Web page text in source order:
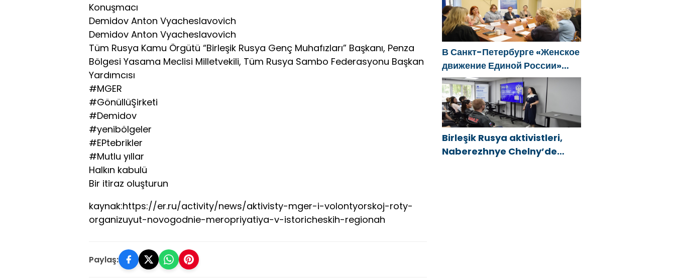
Konuşmacı
Demidov Anton Vyacheslavovich
Demidov Anton Vyacheslavovich
Tüm Rusya Kamu Örgütü “Birleşik Rusya Genç Muhafızları” Başkanı, Penza
Bölgesi Yasama Meclisi Milletvekili, Tüm Rusya Sambo Federasyonu Başkan
Yardımcısı
#‎MGER
#GönüllüŞirketi
#Demidov
#yenibölgeler
#EPtebrikler
#Mutlu yıllar
Halkın kabulü
Bir itiraz oluşturun
kaynak:https://er.ru/activity/news/aktivisty-mger-i-volontyorskoj-roty-
organizuyut-novogodnie-meropriyatiya-v-istoricheskih-regionah
Paylaş:
destek programlarının
geliştirilmesi için öneriler
hazırladı
В Санкт-Петербурге «Женское
движение Единой России»
сформировало предложения
по развитию городских
программ поддержки женщин
Birleşik Rusya aktivistleri,
Naberezhnye Chelny’de